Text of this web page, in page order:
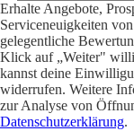
Erhalte Angebote,
Serviceneuigkeiten
gelegentliche
Klick auf „Weiter"
kannst deine
widerrufen. Weitere
zur Analyse von
Datenschutzerklärung.